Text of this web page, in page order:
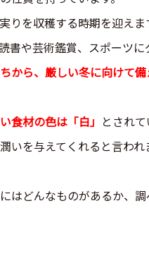
りを収穫する時期を迎えま
書や芸術鑑賞、スポーツ
から、厳しい冬に向けて
食材の色は「白」 とされ
いを与えてくれると言われ
はどんなものがあるか、